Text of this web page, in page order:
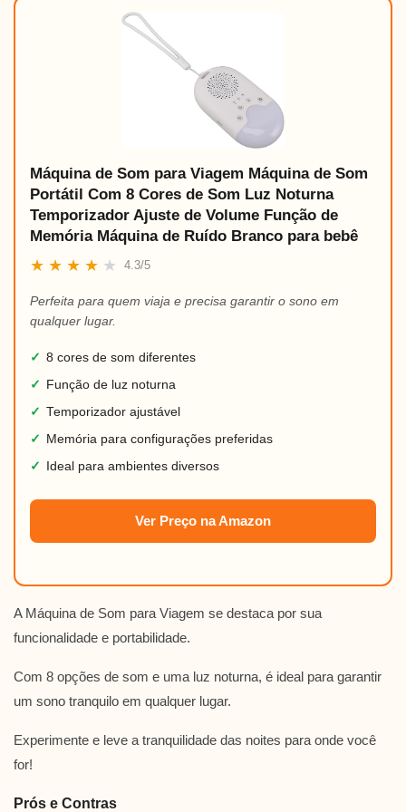
Máquina de Som para Viagem Máquina de Som
Portátil Com 8 Cores de Som Luz Noturna
Temporizador Ajuste de Volume Função de
Memória Máquina de Ruído Branco para bebê
★ ★ ★ ★ ★ 4.3/5
Perfeita para quem viaja e precisa garantir o sono em
qualquer lugar.
✓ 8 cores de som diferentes
✓ Função de luz noturna
✓ Temporizador ajustável
✓ Memória para configurações preferidas
✓ Ideal para ambientes diversos
Ver Preço na Amazon
A Máquina de Som para Viagem se destaca por sua
funcionalidade e portabilidade.
Com 8 opções de som e uma luz noturna, é ideal para garantir
um sono tranquilo em qualquer lugar.
Experimente e leve a tranquilidade das noites para onde você
for!
Prós e Contras